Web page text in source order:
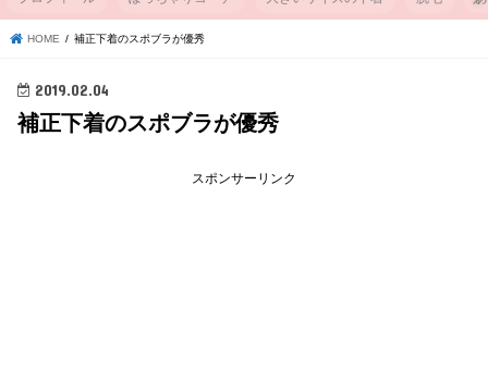
HOME 補正下着のスポブラが優秀
2019.02.04
補正下着のスポブラが優秀
スポンサーリンク